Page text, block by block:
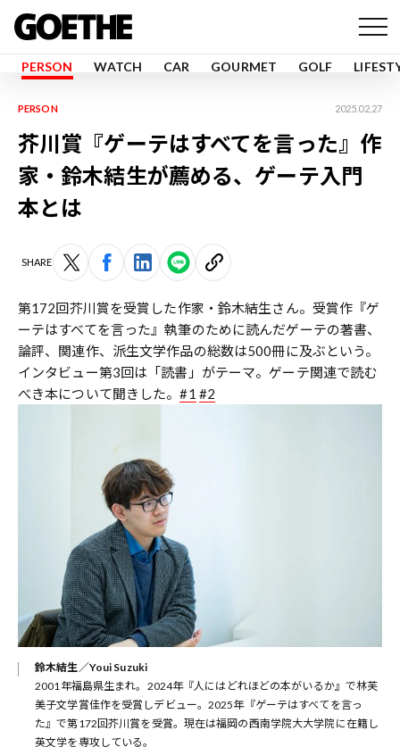
PERSON WATCH CAR GOURMET GOLF
PERSON 2025.02.27
芥川賞『ゲーテはすべてを言った』作
家・鈴木結生が薦める、ゲーテ入門
本とは
SHARE
第172回芥川賞を受賞した作家・鈴木結生さん。受賞作『ゲ
ーテはすべてを言った』執筆のために読んだゲーテの著書、
論評、関連作、派生文学作品の総数は500冊に及ぶという。
インタビュー第3回は「読書」がテーマ。ゲーテ関連で読む
べき本について聞きした。#1 #2
鈴木結生／Youi Suzuki
2001年福島県生まれ。2024年『人にはどれほどの本がいるか』で林芙
美子文学賞佳作を受賞しデビュー。2025年『ゲーテはすべてを言っ
た』で第172回芥川賞を受賞。現在は福岡の西南学院大大学院に在籍し
英文学を専攻している。